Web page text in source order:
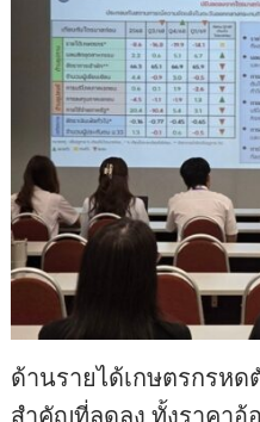
ด้านรายได้เกษตรกรห